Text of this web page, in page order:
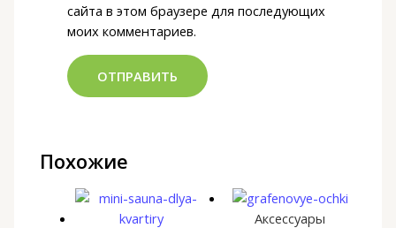
сайта в этом браузере для последующих
моих комментариев.
Похожие
Аксессуары